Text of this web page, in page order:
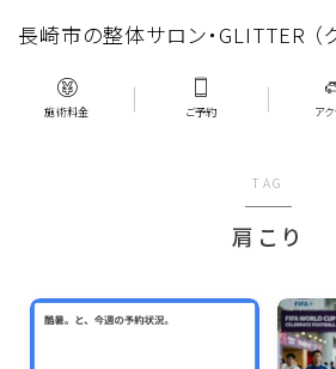
長崎市の整体サロン・GLITTER （
施術料金 ご予約 ア
TAG
肩こり